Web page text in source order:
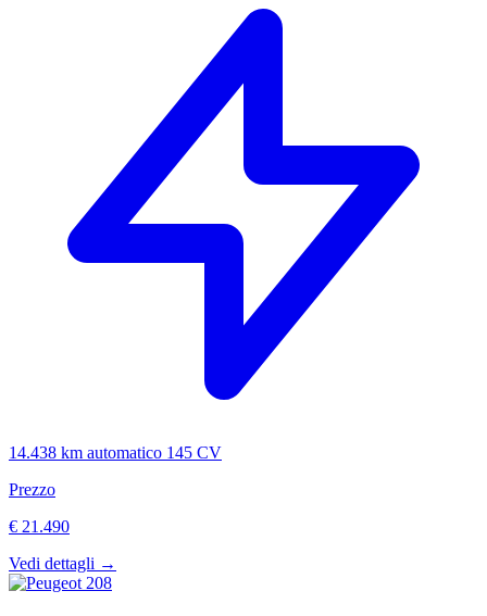
14.438 km automatico 145 CV
Prezzo
€ 21.490
Vedi dettagli →